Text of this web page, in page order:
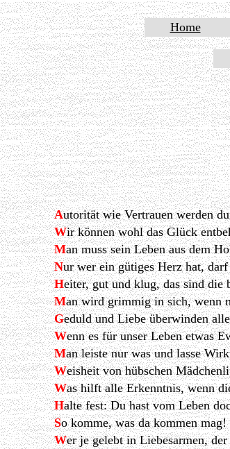
Home
Autorität wie Vertrauen werden
Wir können wohl das Glück
Man muss sein Leben aus dem
Nur wer ein gütiges Herz hat,
Heiter, gut und klug, das sind die
Man wird grimmig in sich, wenn
Geduld und Liebe überwinden
Wenn es für unser Leben etwas
Man leiste nur was und lasse
Weisheit von hübschen
Was hilft alle Erkenntnis, wenn
Halte fest: Du hast vom Leben
So komme, was da kommen
Wer je gelebt in Liebesarmen,